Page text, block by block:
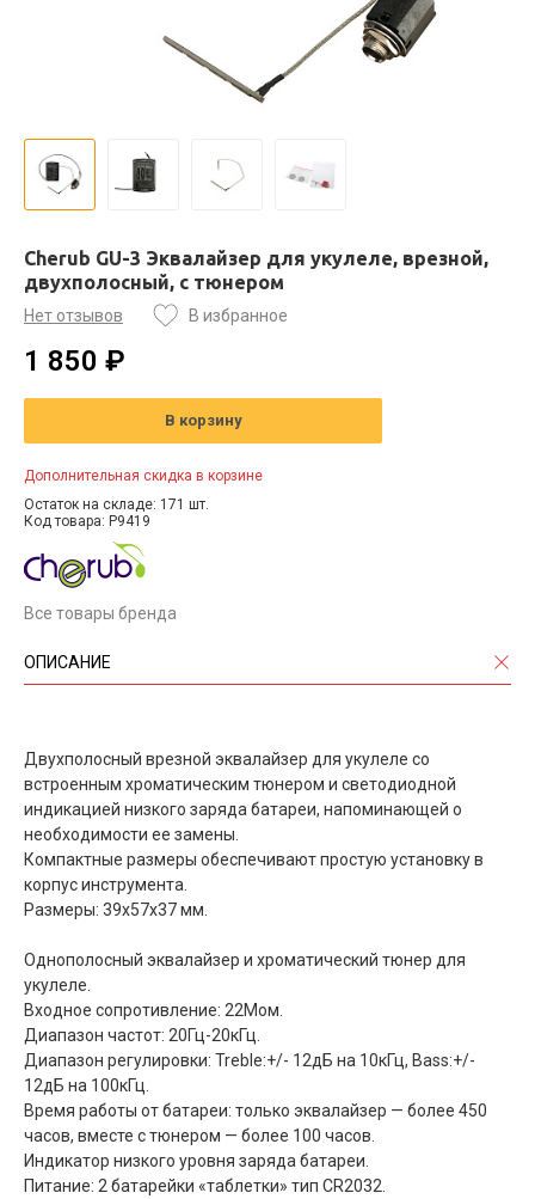
Cherub GU-3 Эквалайзер для укулеле, врезной,
двухполосный, с тюнером
Нет отзывов В избранное
1 850 ₽
В корзину
Дополнительная скидка в корзине
Остаток на складе: 171 шт.
Код товара: P9419
Все товары бренда
ОПИСАНИЕ
Двухполосный врезной эквалайзер для укулеле со
встроенным хроматическим тюнером и светодиодной
индикацией низкого заряда батареи, напоминающей о
необходимости ее замены.
Компактные размеры обеспечивают простую установку в
корпус инструмента.
Размеры: 39х57х37 мм.
Однополосный эквалайзер и хроматический тюнер для
укулеле.
Входное сопротивление: 22Мом.
Диапазон частот: 20Гц-20кГц.
Диапазон регулировки: Treble:+/- 12дБ на 10кГц, Bass:+/-
12дБ на 100кГц.
Время работы от батареи: только эквалайзер — более 450
часов, вместе с тюнером — более 100 часов.
Индикатор низкого уровня заряда батареи.
Питание: 2 батарейки «таблетки» тип CR2032.